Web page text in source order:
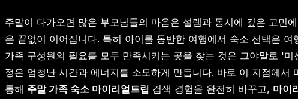
주말이 다가오면 많은 부모님들의 마음은 설렘과 동시에 깊은 고
은 끝없이 이어집니다. 특히 아이를 동반한 여행에서 숙소 선택은
가족 구성원의 필요를 모두 만족시키는 곳을 찾는 것은 그야말로 '
정은 엄청난 시간과 에너지를 소모하게 만듭니다. 바로 이 지점에
통해 주말 가족 숙소 마이리얼트립 검색 경험을 완전히 바꾸고, 마이